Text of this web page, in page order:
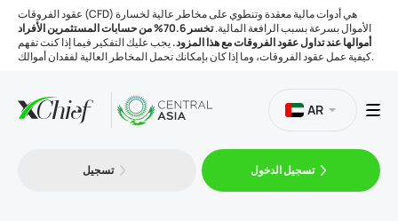
عقود الفروقات (CFD) هي أدوات مالية معقدة وتنطوي على مخاطر عالية لخسارة
الأموال بسرعة بسبب الرافعة المالية.
تخسر 70.6% من حسابات المستثمرين الأفراد
أموالها عند تداول عقود الفروقات مع هذا المزود.يجب عليك التفكير فيما إذا كنت تفهم
كيفية عمل عقود الفروقات، وما إذا كان بإمكانك تحمل المخاطر العالية لفقدان أموالك.
AR
تسجيل تسجيل الدخول